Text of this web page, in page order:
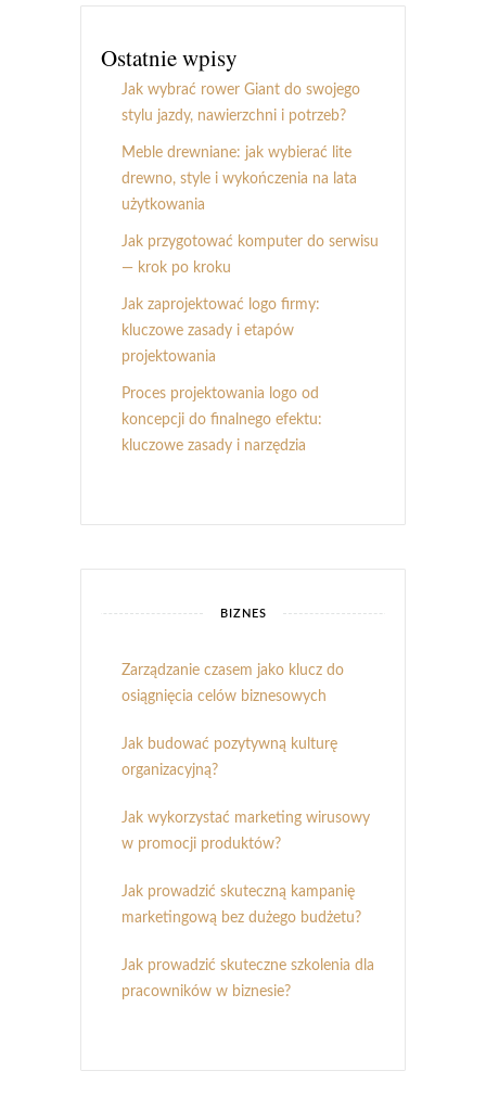
Ostatnie wpisy
Jak wybrać rower Giant do swojego
stylu jazdy, nawierzchni i potrzeb?
Meble drewniane: jak wybierać lite
drewno, style i wykończenia na lata
użytkowania
Jak przygotować komputer do serwisu
— krok po kroku
Jak zaprojektować logo firmy:
kluczowe zasady i etapów
projektowania
Proces projektowania logo od
koncepcji do finalnego efektu:
kluczowe zasady i narzędzia
BIZNES
Zarządzanie czasem jako klucz do
osiągnięcia celów biznesowych
Jak budować pozytywną kulturę
organizacyjną?
Jak wykorzystać marketing wirusowy
w promocji produktów?
Jak prowadzić skuteczną kampanię
marketingową bez dużego budżetu?
Jak prowadzić skuteczne szkolenia dla
pracowników w biznesie?